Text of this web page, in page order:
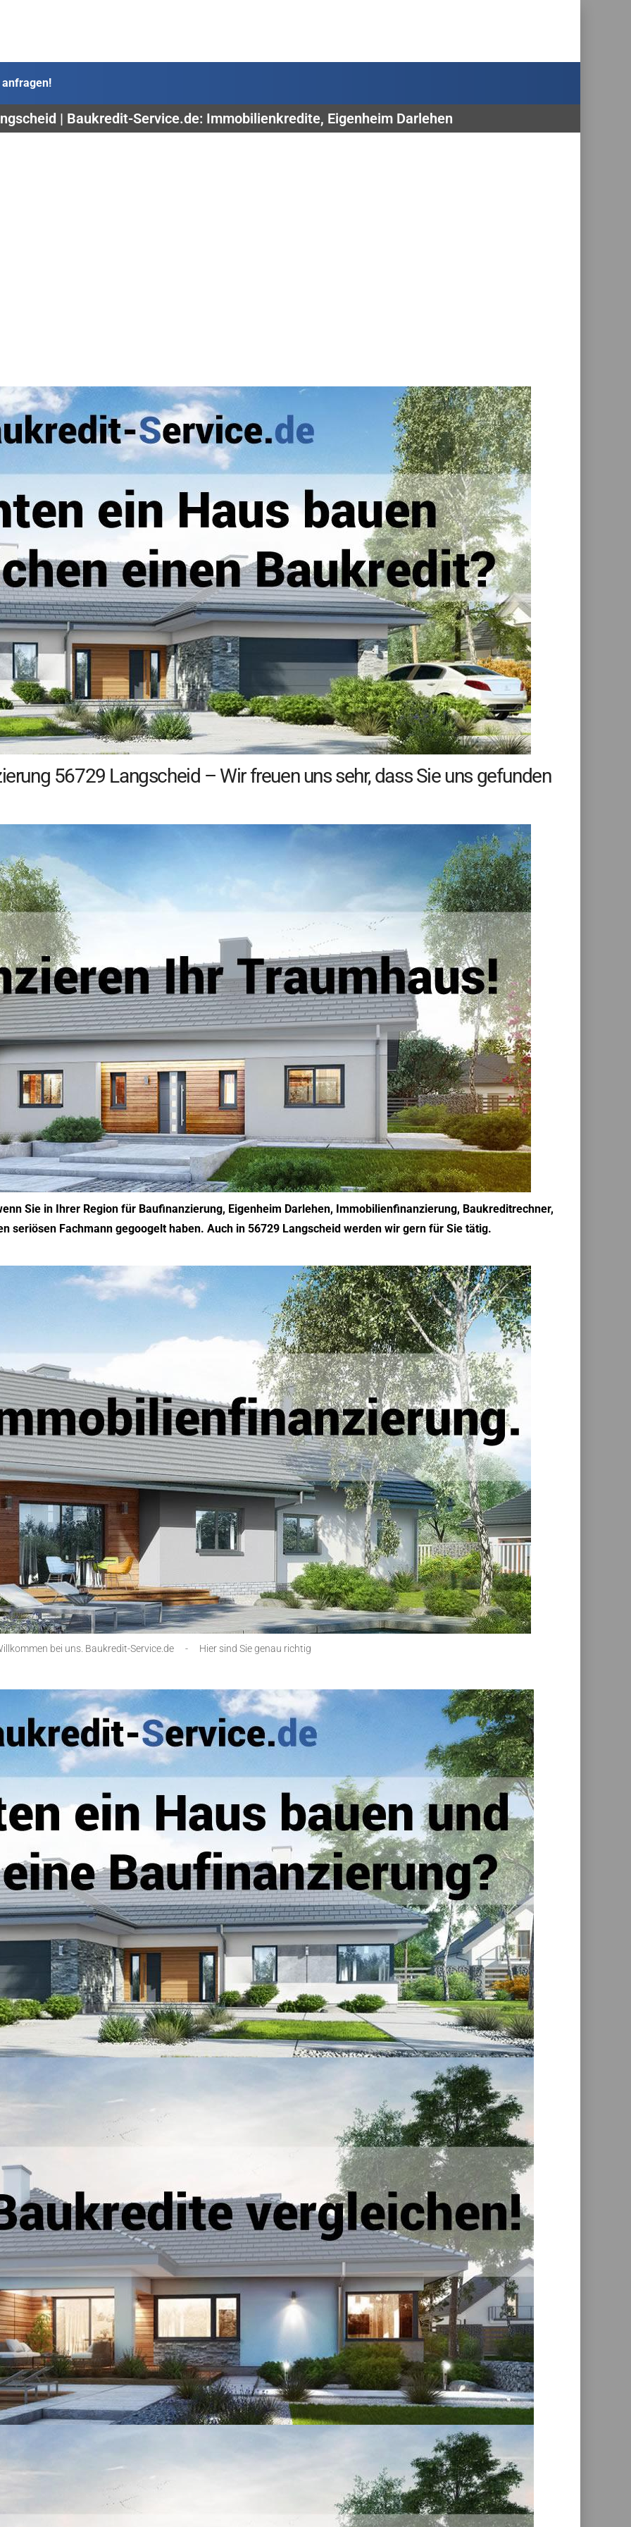
| Baukredit-Service.de: Immobilienkredite, Eigenheim Darlehen
56729 Langscheid – Wir freuen uns sehr, dass Sie uns gefunden
Sie in Ihrer Region für Baufinanzierung, Eigenheim Darlehen, Immobilienfinanzierung, Baukreditrechner,
seriösen Fachmann gegoogelt haben. Auch in 56729 Langscheid werden wir gern für Sie tätig.
bei uns. Baukredit-Service.de - Hier sind Sie genau richtig